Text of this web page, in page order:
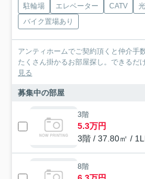
駐輪場 エレベーター CATV
バイク置場あり
アンティホームでご契約頂くと仲介
たくさん掛かるお部屋探し。できるだ
見る
募集中の部屋
3階
5.3万円
3階 / 37.80㎡ /
8階